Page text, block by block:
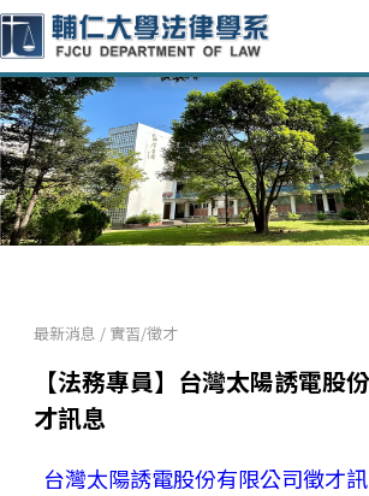
最新消息 / 實習/徵才
【法務專員】台灣太陽誘電股
才訊息
台灣太陽誘電股份有限公司徵才